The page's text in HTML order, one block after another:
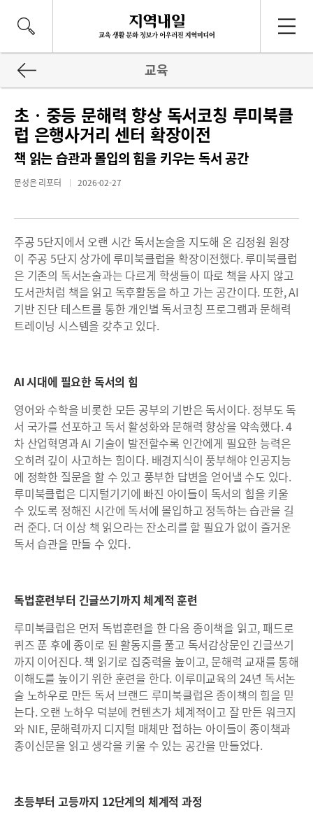
교육
초‧중등 문해력 향상 독서코칭 루미북클
럽 은행사거리 센터 확장이전
책 읽는 습관과 몰입의 힘을 키우는 독서 공간
문성은 리포터 2026-02-27
주공 5단지에서 오랜 시간 독서논술을 지도해 온 김정원 원장
이 주공 5단지 상가에 루미북클럽을 확장이전했다. 루미북클럽
은 기존의 독서논술과는 다르게 학생들이 따로 책을 사지 않고
도서관처럼 책을 읽고 독후활동을 하고 가는 공간이다. 또한, AI
기반 진단 테스트를 통한 개인별 독서코칭 프로그램과 문해력
트레이닝 시스템을 갖추고 있다.
AI 시대에 필요한 독서의 힘
영어와 수학을 비롯한 모든 공부의 기반은 독서이다. 정부도 독
서 국가를 선포하고 독서 활성화와 문해력 향상을 약속했다. 4
차 산업혁명과 AI 기술이 발전할수록 인간에게 필요한 능력은
오히려 깊이 사고하는 힘이다. 배경지식이 풍부해야 인공지능
에 정확한 질문을 할 수 있고 풍부한 답변을 얻어낼 수도 있다.
루미북클럽은 디지털기기에 빠진 아이들이 독서의 힘을 키울
수 있도록 정해진 시간에 독서에 몰입하고 정독하는 습관을 길
러 준다. 더 이상 책 읽으라는 잔소리를 할 필요가 없이 즐거운
독서 습관을 만들 수 있다.
독법훈련부터 긴글쓰기까지 체계적 훈련
루미북클럽은 먼저 독법훈련을 한 다음 종이책을 읽고, 패드로
퀴즈 푼 후에 종이로 된 활동지를 풀고 독서감상문인 긴글쓰기
까지 이어진다. 책 읽기로 집중력을 높이고, 문해력 교재를 통해
이해도를 높이기 위한 훈련을 한다. 이루미교육의 24년 독서논
술 노하우로 만든 독서 브랜드 루미북클럽은 종이책의 힘을 믿
는다. 오랜 노하우 덕분에 컨텐츠가 체계적이고 잘 만든 워크지
와 NIE, 문해력까지 디지털 매체만 접하는 아이들이 종이책과
종이신문을 읽고 생각을 키울 수 있는 공간을 만들었다.
초등부터 고등까지 12단계의 체계적 과정